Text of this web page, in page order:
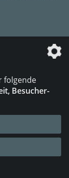
der
folgende
Besucher-